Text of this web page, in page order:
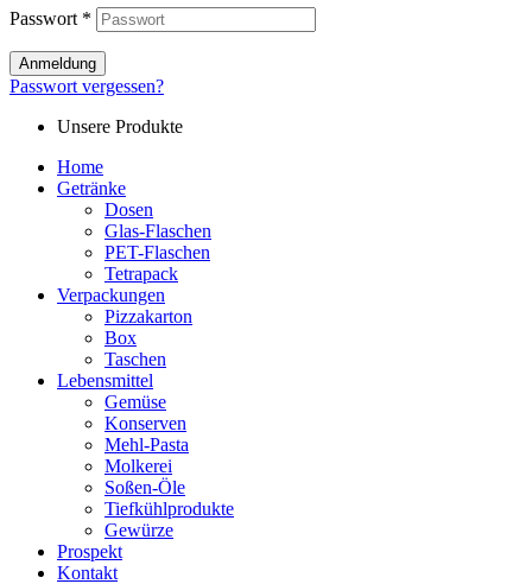
Passwort *
Anmeldung
Passwort vergessen?
Unsere Produkte
Home
Getränke
Dosen
Glas-Flaschen
PET-Flaschen
Tetrapack
Verpackungen
Pizzakarton
Box
Taschen
Lebensmittel
Gemüse
Konserven
Mehl-Pasta
Molkerei
Soßen-Öle
Tiefkühlprodukte
Gewürze
Prospekt
Kontakt